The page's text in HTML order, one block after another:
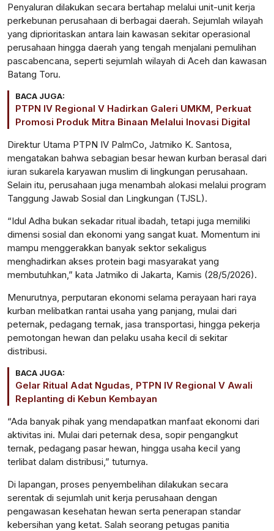
Penyaluran dilakukan secara bertahap melalui unit-unit kerja
perkebunan perusahaan di berbagai daerah. Sejumlah wilayah
yang diprioritaskan antara lain kawasan sekitar operasional
perusahaan hingga daerah yang tengah menjalani pemulihan
pascabencana, seperti sejumlah wilayah di Aceh dan kawasan
Batang Toru.
BACA JUGA:
PTPN IV Regional V Hadirkan Galeri UMKM, Perkuat
Promosi Produk Mitra Binaan Melalui Inovasi Digital
Direktur Utama PTPN IV PalmCo, Jatmiko K. Santosa,
mengatakan bahwa sebagian besar hewan kurban berasal dari
iuran sukarela karyawan muslim di lingkungan perusahaan.
Selain itu, perusahaan juga menambah alokasi melalui program
Tanggung Jawab Sosial dan Lingkungan (TJSL).
“Idul Adha bukan sekadar ritual ibadah, tetapi juga memiliki
dimensi sosial dan ekonomi yang sangat kuat. Momentum ini
mampu menggerakkan banyak sektor sekaligus
menghadirkan akses protein bagi masyarakat yang
membutuhkan,” kata Jatmiko di Jakarta, Kamis (28/5/2026).
Menurutnya, perputaran ekonomi selama perayaan hari raya
kurban melibatkan rantai usaha yang panjang, mulai dari
peternak, pedagang ternak, jasa transportasi, hingga pekerja
pemotongan hewan dan pelaku usaha kecil di sekitar
distribusi.
BACA JUGA:
Gelar Ritual Adat Ngudas, PTPN IV Regional V Awali
Replanting di Kebun Kembayan
“Ada banyak pihak yang mendapatkan manfaat ekonomi dari
aktivitas ini. Mulai dari peternak desa, sopir pengangkut
ternak, pedagang pasar hewan, hingga usaha kecil yang
terlibat dalam distribusi,” tuturnya.
Di lapangan, proses penyembelihan dilakukan secara
serentak di sejumlah unit kerja perusahaan dengan
pengawasan kesehatan hewan serta penerapan standar
kebersihan yang ketat. Salah seorang petugas panitia